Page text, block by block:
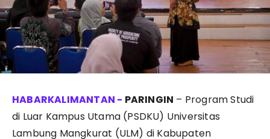
PARINGIN – Program Studi
di Luar Kampus Utama (PSDKU) Universitas
Lambung Mangkurat (ULM) di Kabupaten